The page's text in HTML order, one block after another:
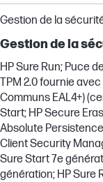
Gestion de la
Gestion de la
HP Sure Run; Puce
TPM 2.0 fournie
Communs EAL4+)
Start; HP Secure
Absolute
Client Security
Sure Start 7e
génération; HP Sure